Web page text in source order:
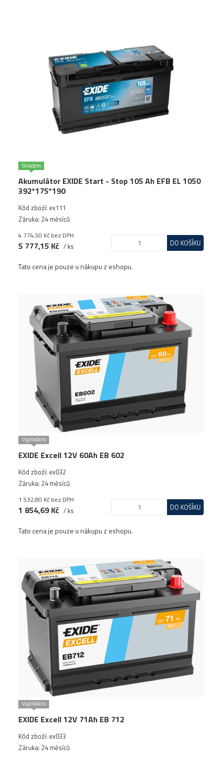
Skladem
Akumulátor EXIDE Start - Stop 105 Ah EFB EL 1050
392*175*190
Kód zboží: ex111
Záruka: 24 měsíců
4 774,50 Kč bez DPH
5 777,15 Kč / ks DO KOŠÍKU
Tato cena je pouze u nákupu z eshopu.
Vyprodáno
EXIDE Excell 12V 60Ah EB 602
Kód zboží: ex032
Záruka: 24 měsíců
1 532,80 Kč bez DPH
1 854,69 Kč / ks DO KOŠÍKU
Tato cena je pouze u nákupu z eshopu.
Vyprodáno
EXIDE Excell 12V 71Ah EB 712
Kód zboží: ex033
Záruka: 24 měsíců